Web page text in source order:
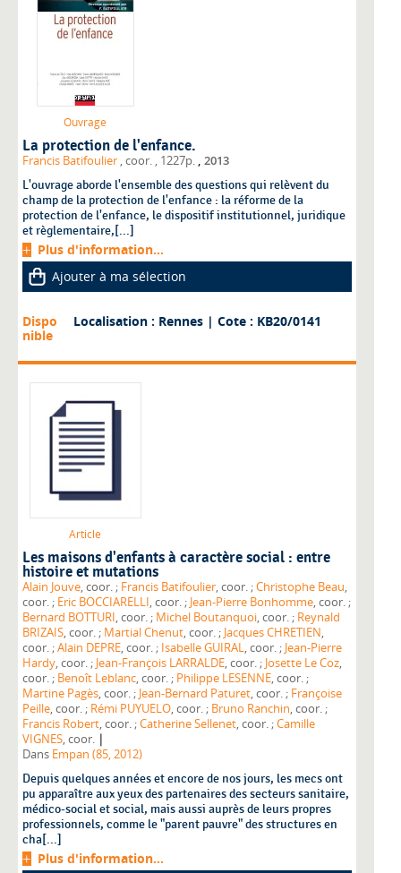
Ouvrage
La protection de l'enfance.
Francis Batifoulier , coor. , 1227p. , 2013
L'ouvrage aborde l'ensemble des questions qui relèvent du
champ de la protection de l'enfance : la réforme de la
protection de l'enfance, le dispositif institutionnel, juridique
et règlementaire,[...]
Plus d'information...
Ajouter à ma sélection
Dispo
nible
Localisation : Rennes | Cote : KB20/0141
Article
Les maisons d'enfants à caractère social : entre
histoire et mutations
Alain Jouve , coor. ; Francis Batifoulier , coor. ;Christophe Beau,
coor. ; Eric BOCCIARELLI , coor. ; Jean-Pierre Bonhomme
, coor. ;
Bernard BOTTURI
, coor. ; Michel Boutanquoi , coor. ; Reynald
BRIZAIS
, coor. ; Martial Chenut , coor. ; Jacques CHRETIEN,
coor. ;Alain DEPRE , coor. ; Isabelle GUIRAL , coor. ; Jean-Pierre
Hardy
, coor. ; Jean-François LARRALDE , coor. ; Josette Le Coz,
coor. ; Benoît Leblanc , coor. ; Philippe LESENNE
, coor. ;
Martine Pagès
, coor. ; Jean-Bernard Paturet , coor. ; Françoise
Peille
, coor. ; Rémi PUYUELO , coor. ; Bruno Ranchin
, coor. ;
Francis Robert
, coor. ;Catherine Sellenet , coor. ;Camille
VIGNES, coor. |
Dans Empan (85, 2012)
Depuis quelques années et encore de nos jours, les mecs ont
pu apparaître aux yeux des partenaires des secteurs sanitaire,
médico-social et social, mais aussi auprès de leurs propres
professionnels, comme le "parent pauvre" des structures en
cha[...]
Plus d'information...